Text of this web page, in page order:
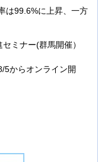
は99.6%に上昇、一方
ミナー(群馬開催）
5からオンライン開